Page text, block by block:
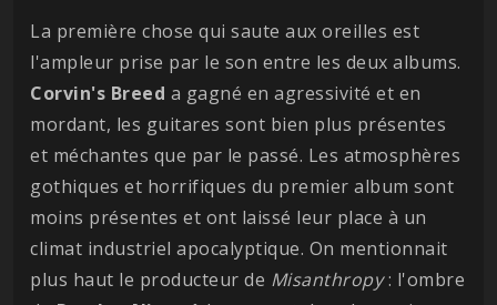
La première chose qui saute aux oreilles est
l'ampleur prise par le son entre les deux albums.
Corvin's Breed a gagné en agressivité et en
mordant, les guitares sont bien plus présentes
et méchantes que par le passé. Les atmosphères
gothiques et horrifiques du premier album sont
moins présentes et ont laissé leur place à un
climat industriel apocalyptique. On mentionnait
plus haut le producteur de Misanthropy: l'ombre